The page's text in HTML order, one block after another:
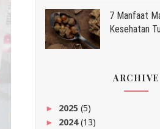
7 Manfaat
Kesehatan
ARCHIVE
► 2025 (5)
► 2024(13)